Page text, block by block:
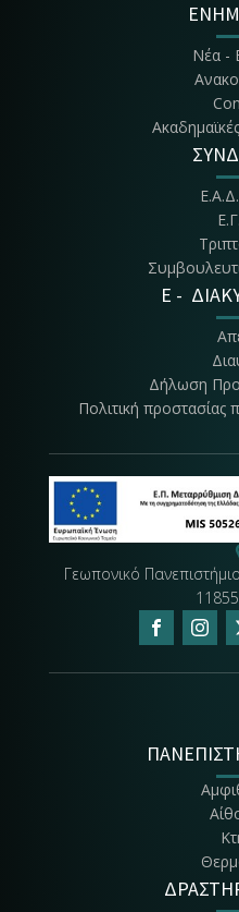
Νέα -
E -
Δήλωση
Πολιτική
Γεωπονικό